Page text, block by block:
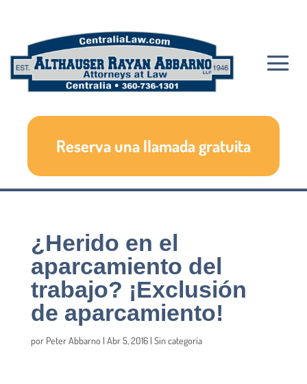
Reserva una llamada gratuita
¿Herido en el
aparcamiento del
trabajo? ¡Exclusión
de aparcamiento!
por Peter Abbarno | Abr 5, 2016| Sin categoría